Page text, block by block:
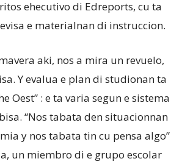
ehecutivo di Edreports, cu ta
e materialnan di instruccion.
aki, nos a mira un revuelo,
Y evalua e plan di studionan ta
Oest” : e ta varia segun e sistema
“Nos tabata den situacionnan
y nos tabata tin cu pensa algo”
un miembro di e grupo escolar